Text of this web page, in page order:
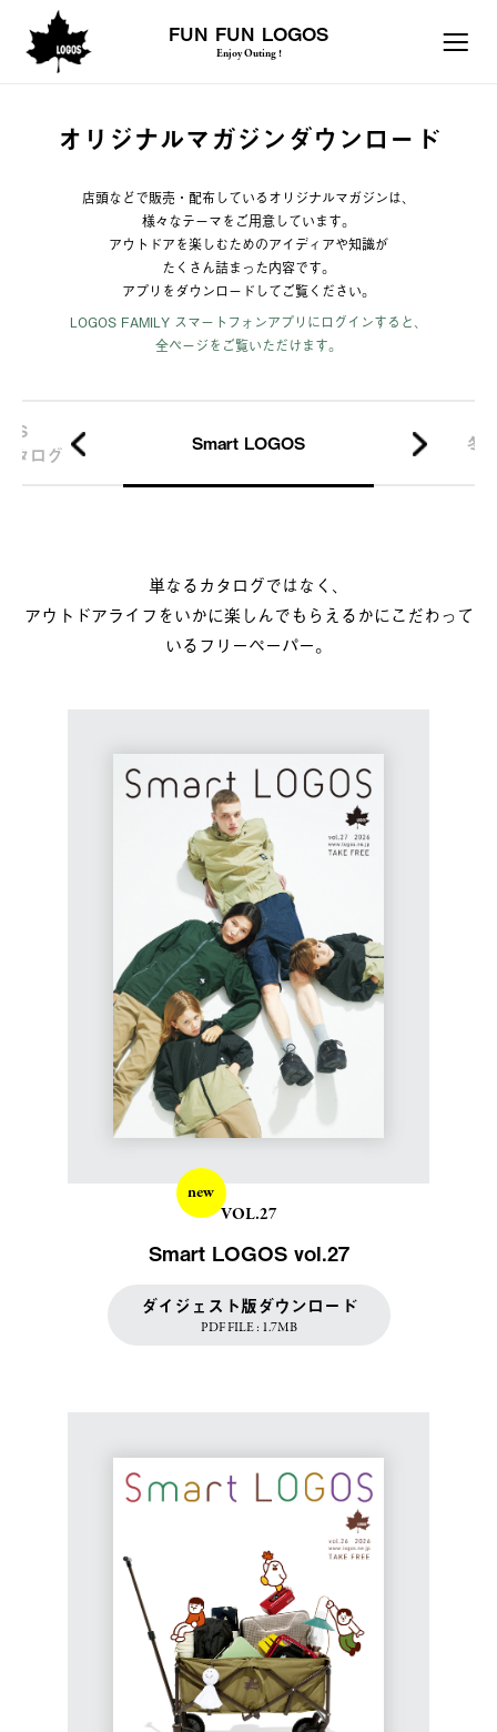
FUN FUN LOGOS
Enjoy Outing !
オリジナルマガジンダウンロード
店頭などで販売・配布しているオリジナルマガジンは、
様々なテーマをご用意しています。
アウトドアを楽しむためのアイディアや知識が
たくさん詰まった内容です。
アプリをダウンロードしてご覧ください。
LOGOS FAMILY スマートフォンアプリにログインすると、
全ページをご覧いただけます。
タログ
Smart LOGOS 冬
単なるカタログではなく、
アウトドアライフをいかに楽しんでもらえるかにこだわって
いるフリーペーパー。
VOL.27
new
Smart LOGOS vol.27
ダイジェスト版ダウンロード
PDF FILE : 1.7MB